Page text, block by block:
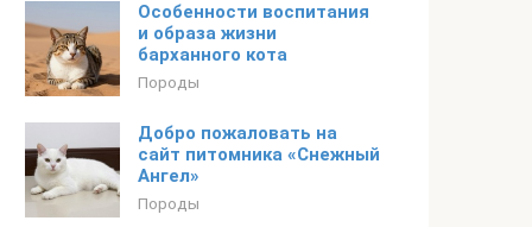
Особенности воспитания
и образа жизни
барханного кота
Породы
Добро пожаловать на
сайт питомника «Снежный
Ангел»
Породы